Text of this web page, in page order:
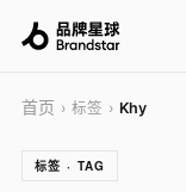
首页 › 标签 › Khy
标签 · TAG